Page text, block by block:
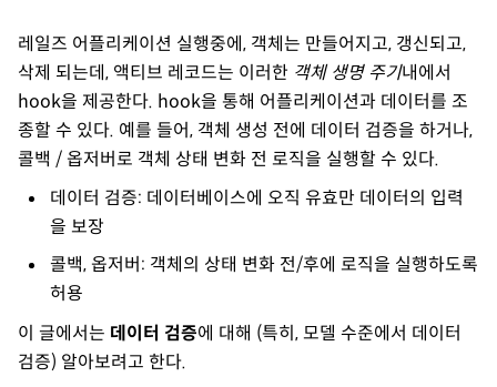
레일즈 어플리케이션 실행중에, 객체는 만들어지고, 갱신되고,
삭제 되는데, 액티브 레코드는 이러한 객체 생명 주기내에서
hook을 제공한다. hook을 통해 어플리케이션과 데이터를 조
종할 수 있다. 예를 들어, 객체 생성 전에 데이터 검증을 하거나,
콜백 / 옵저버로 객체 상태 변화 전 로직을 실행할 수 있다.
데이터 검증: 데이터베이스에 오직 유효만 데이터의 입력
을 보장
콜백, 옵저버: 객체의 상태 변화 전/후에 로직을 실행하도록
허용
이 글에서는 데이터 검증에 대해 (특히, 모델 수준에서 데이터
검증) 알아보려고 한다.